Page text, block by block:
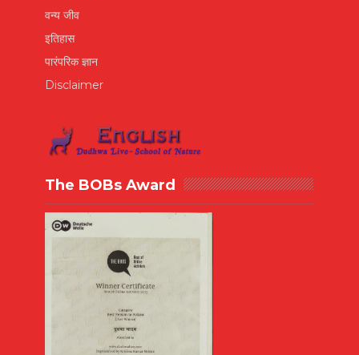
वन्य जीव
इतिहास
पारंपरिक ज्ञान
Disclaimer
The BOBs Award